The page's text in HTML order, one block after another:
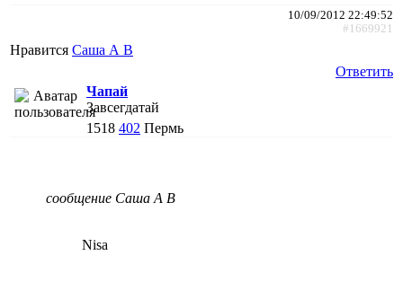
10/09/2012 22:49:52
#1669921
Нравится Саша А В
Ответить
Чапай
Завсегдатай
1518 402 Пермь
сообщение Саша А В
Nisa